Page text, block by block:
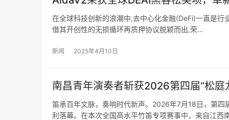
在全球科技创新的浪潮中,去中心化金融(DeFi)一直是
借其开创性的无损循环再质押协议脱颖而出,荣…
新闻 2025年4月10日
南昌青年演奏者斩获2026第四届“松庭
笛承百年文脉，奏响时代新声。2026年7月18日，第四
利落幕。在本次全国高水平竹笛专项赛事中，来自江西